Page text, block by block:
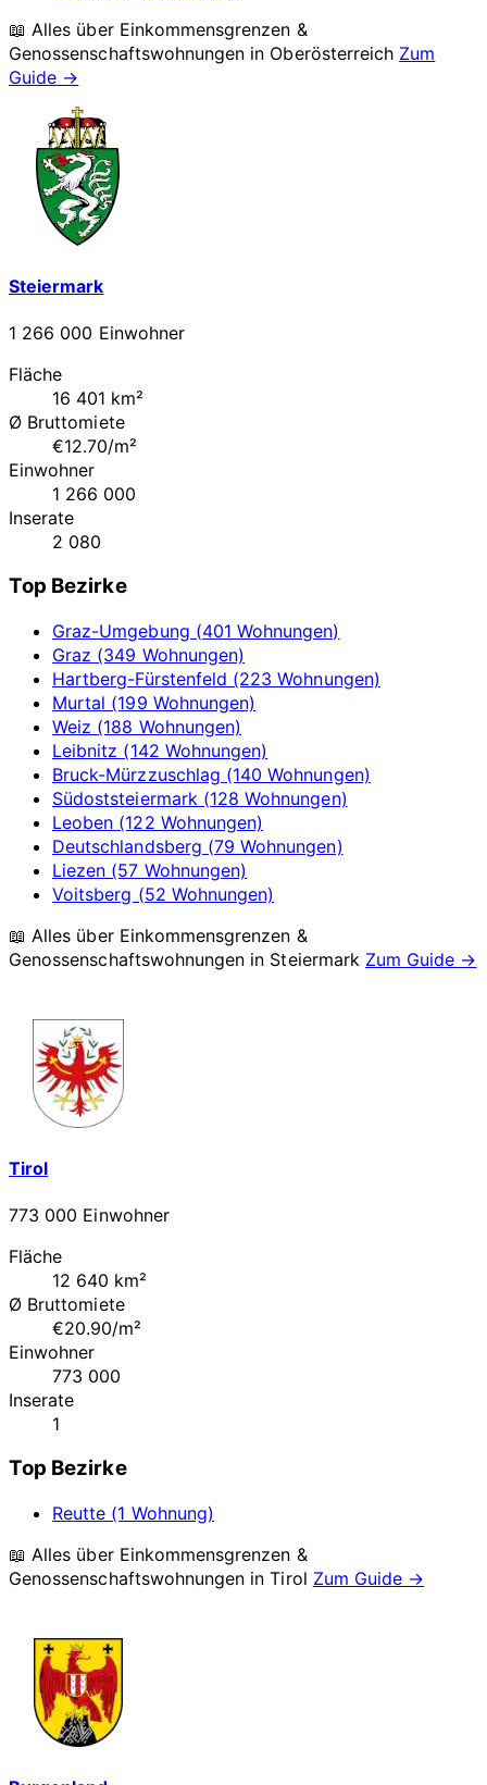
📖 Alles über Einkommensgrenzen &
Genossenschaftswohnungen in Oberösterreich Zum
Guide →
Steiermark
1 266 000 Einwohner
Fläche
16 401 km²
Ø Bruttomiete
€12.70/m²
Einwohner
1 266 000
Inserate
2 080
Top Bezirke
Graz-Umgebung (401 Wohnungen)
Graz (349 Wohnungen)
Hartberg-Fürstenfeld (223 Wohnungen)
Murtal (199 Wohnungen)
Weiz (188 Wohnungen)
Leibnitz (142 Wohnungen)
Bruck-Mürzzuschlag (140 Wohnungen)
Südoststeiermark (128 Wohnungen)
Leoben (122 Wohnungen)
Deutschlandsberg (79 Wohnungen)
Liezen (57 Wohnungen)
Voitsberg (52 Wohnungen)
📖 Alles über Einkommensgrenzen &
Genossenschaftswohnungen in Steiermark Zum Guide →
Tirol
773 000 Einwohner
Fläche
12 640 km²
Ø Bruttomiete
€20.90/m²
Einwohner
773 000
Inserate
1
Top Bezirke
Reutte (1 Wohnung)
📖 Alles über Einkommensgrenzen &
Genossenschaftswohnungen inTirol Zum Guide →